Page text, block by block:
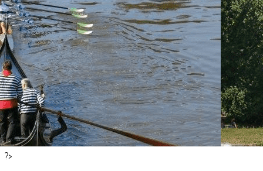
Exporter les lignes sélectionnées
Exporter toutes les colonnes
Exporter uniquement les colonnes affichées
Menu
<
>
La veneta, l'aviron à la vénitienne
Les bateaux vénitiens
Le vocabulaire de la veneta
Louer une gondole
?>